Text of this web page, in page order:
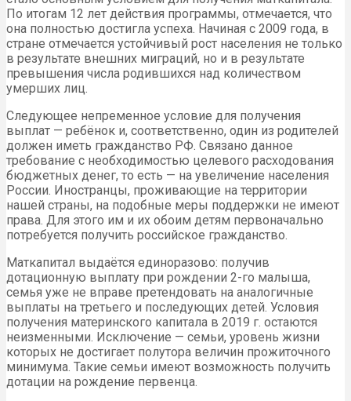
По итогам 12 лет действия программы, отмечается, что
она полностью достигла успеха. Начиная с 2009 года, в
стране отмечается устойчивый рост населения не только
в результате внешних миграций, но и в результате
превышения числа родившихся над количеством
умерших лиц.
Следующее непременное условие для получения
выплат — ребёнок и, соответственно, один из родителей
должен иметь гражданство РФ. Связано данное
требование с необходимостью целевого расходования
бюджетных денег, то есть — на увеличение населения
России. Иностранцы, проживающие на территории
нашей страны, на подобные меры поддержки не имеют
права. Для этого им и их обоим детям первоначально
потребуется получить российское гражданство.
Маткапитал выдаётся единоразово: получив
дотационную выплату при рождении 2-го малыша,
семья уже не вправе претендовать на аналогичные
выплаты на третьего и последующих детей. Условия
получения материнского капитала в 2019 г. остаются
неизменными. Исключение — семьи, уровень жизни
которых не достигает полутора величин прожиточного
минимума. Такие семьи имеют возможность получить
дотации на рождение первенца.